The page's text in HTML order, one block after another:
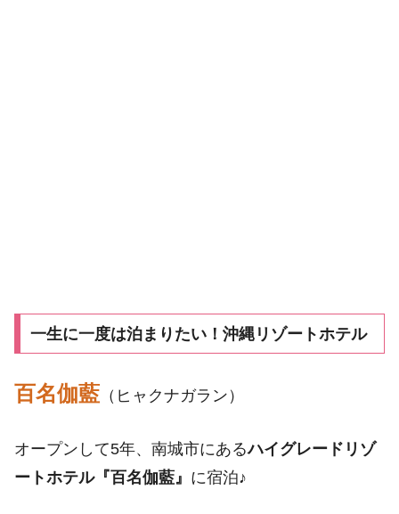
一生に一度は泊まりたい！沖縄リゾートホテル
百名伽藍 （ヒャクナガラン）
オープンして5年、南城市にあるハイグレードリゾ
ートホテル『百名伽藍』 に宿泊♪